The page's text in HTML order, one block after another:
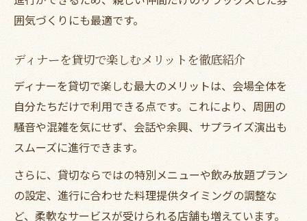
失敗しないディナー貸切店選びの実践ポイ
囲気づくりにも最適です。
ディナーを貸切で楽しむメリットを徹底紹介
ディナーを貸切で楽しむ最大のメリットは、会場全体を
自分たちだけで利用できる点です。これにより、周囲の
騒音や混雑を気にせず、会話や余興、サプライズ演出も
スムーズに進行できます。
さらに、貸切ならではの特別メニューや飲み放題プラン
の設定、進行に合わせた料理提供タイミングの調整な
ど、柔軟なサービスが受けられる店舗も増えています。